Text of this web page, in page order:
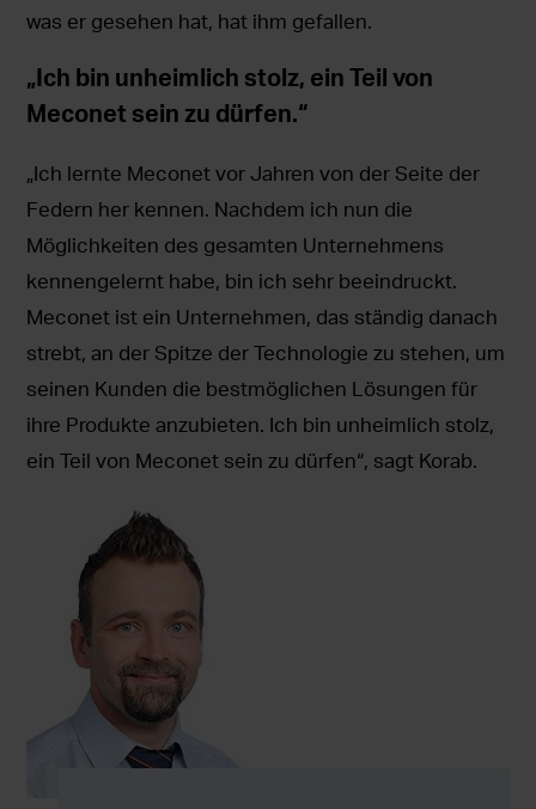
was er gesehen hat, hat ihm gefallen.
„Ich bin unheimlich stolz, ein Teil von
Meconet sein zu dürfen.“
„Ich lernte Meconet vor Jahren von der Seite der
Federn her kennen. Nachdem ich nun die
Möglichkeiten des gesamten Unternehmens
kennengelernt habe, bin ich sehr beeindruckt.
Meconet ist ein Unternehmen, das ständig danach
strebt, an der Spitze der Technologie zu stehen, um
seinen Kunden die bestmöglichen Lösungen für
ihre Produkte anzubieten. Ich bin unheimlich stolz,
ein Teil von Meconet sein zu dürfen“, sagt Korab.